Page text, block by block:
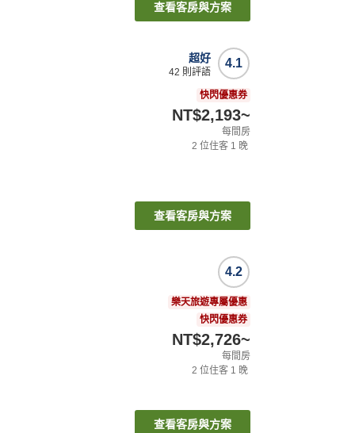
查看客房與方案
4.1
超好
42 則評語
快閃優惠券
NT$2,193~
每間房
2 位住客 1 晚
查看客房與方案
4.2
樂天旅遊專屬優惠
快閃優惠券
NT$2,726~
每間房
2 位住客 1 晚
查看客房與方案